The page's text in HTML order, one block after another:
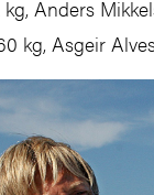
kg, Anders
kg, Asgeir